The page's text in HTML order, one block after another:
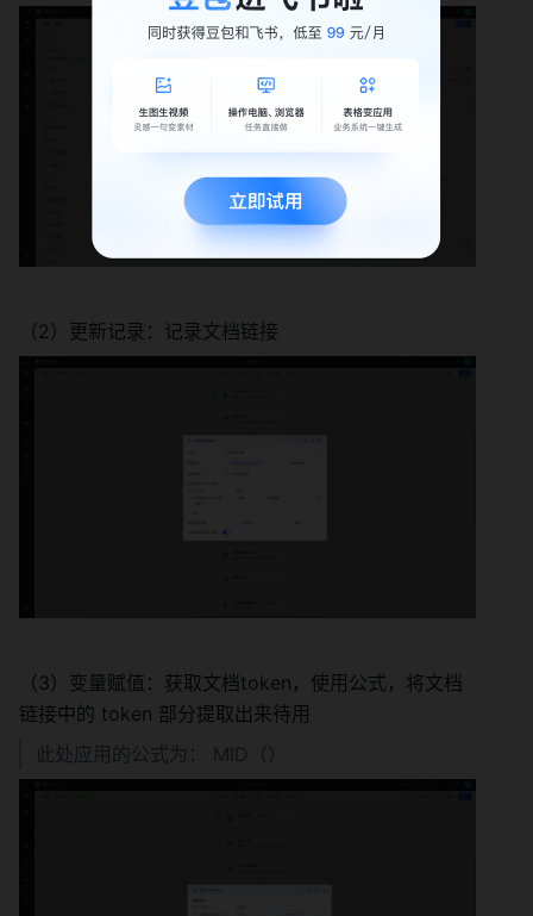
（2）更新记录：记录文档链接
（3）变量赋值：获取文档token，使用公式，将文档
链接中的 token 部分提取出来待用
此处应用的公式为： MID（）